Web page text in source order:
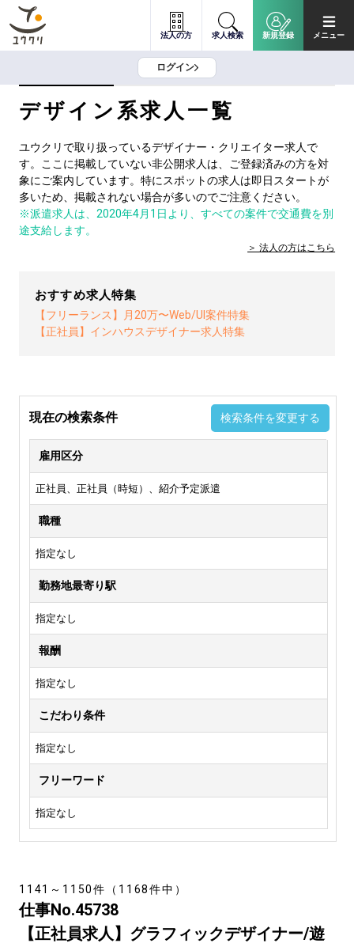
法人の方 求人検索 新規登録 メニュー
ログイン
デザイン系求人一覧
ユウクリで取り扱っているデザイナー・クリエイター求人で
す。ここに掲載していない非公開求人は、ご登録済みの方を対
象にご案内しています。特にスポットの求人は即日スタートが
多いため、掲載されない場合が多いのでご注意ください。
※派遣求人は、2020年4月1日より、すべての案件で交通費を別
途支給します。
法人の方はこちら
おすすめ求人特集
【フリーランス】月20万〜Web/UI案件特集
【正社員】インハウスデザイナー求人特集
現在の検索条件 検索条件を変更する
雇用区分
正社員、正社員（時短）、紹介予定派遣
職種
指定なし
勤務地最寄り駅
指定なし
報酬
指定なし
こだわり条件
指定なし
フリーワード
指定なし
1141～1150件（1168件中）
仕事No.45738
【正社員求人】グラフィックデザイナー/遊